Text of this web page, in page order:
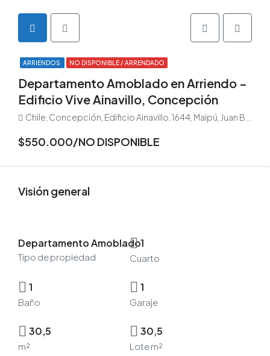
ARRIENDOS NO DISPONIBLE / ARRENDADO
Departamento Amoblado en Arriendo –
Edificio Vive Ainavillo, Concepción
Chile, Concepción, Edificio Ainavillo, 1644, Maipú, Juan Bosco, Concepción, Provincia de Concepción, Región del Biobío, 4081375, Chile
$550.000/NO DISPONIBLE
Visión general
Departamento Amoblado
Tipo de propiedad
1
Cuarto
1
Baño
1
Garaje
30,5
m²
30,5
Lote m²